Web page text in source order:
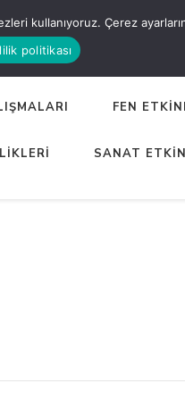
FEN
SANAT
kullanıyoruz. Çerez
politikası